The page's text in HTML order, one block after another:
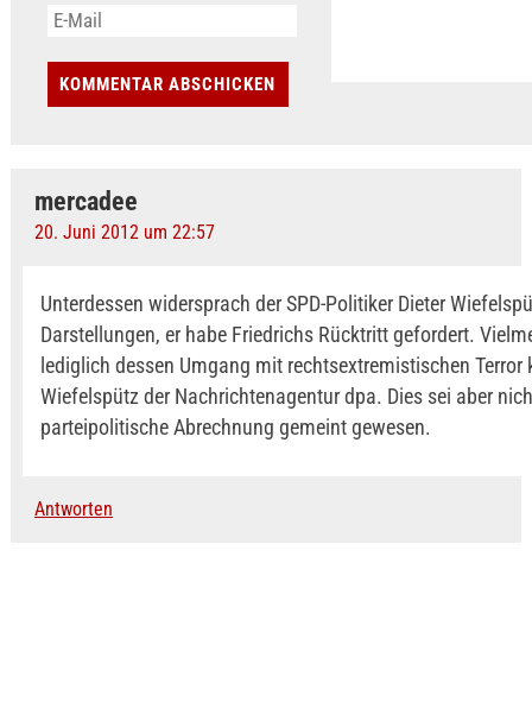
mercadee
20. Juni 2012 um 22:57
Unterdessen widersprach der SPD-Politiker Dieter
Darstellungen, er habe Friedrichs Rücktritt gefordert.
lediglich dessen Umgang mit rechtsextremistischen Terror
Wiefelspütz der Nachrichtenagentur dpa. Dies sei aber
parteipolitische Abrechnung gemeint gewesen.
Antworten